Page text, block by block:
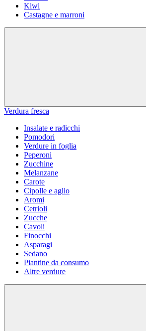
Kiwi
Castagne e marroni
Verdura fresca
Insalate e radicchi
Pomodori
Verdure in foglia
Peperoni
Zucchine
Melanzane
Carote
Cipolle e aglio
Aromi
Cetrioli
Zucche
Cavoli
Finocchi
Asparagi
Sedano
Piantine da consumo
Altre verdure